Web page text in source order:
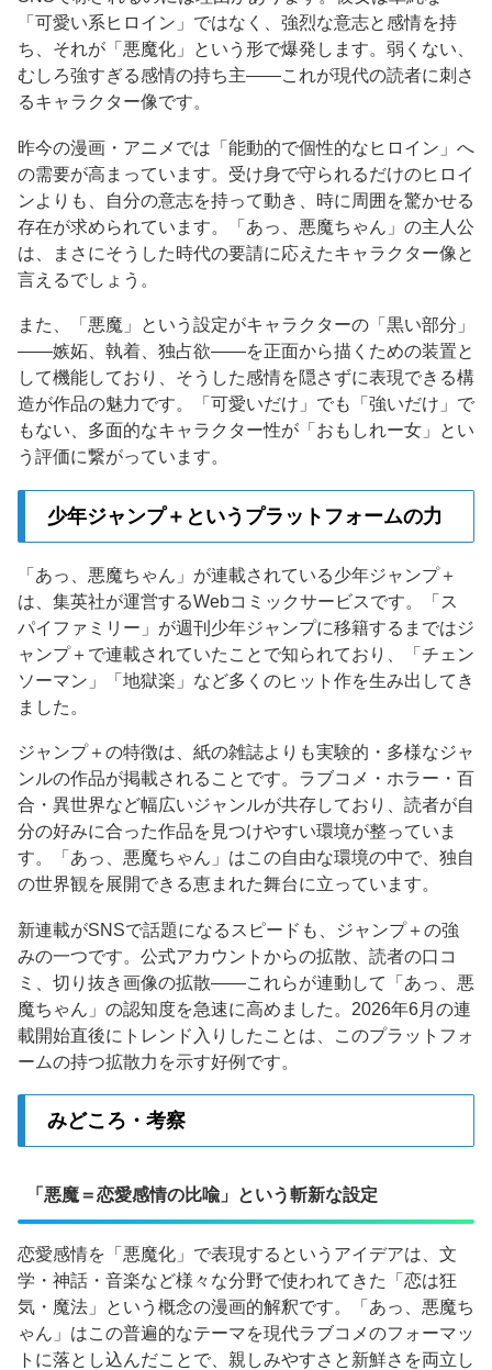
「可愛い系ヒロイン」ではなく、強烈な意志と感情を持
ち、それが「悪魔化」という形で爆発します。弱くない、
むしろ強すぎる感情の持ち主——これが現代の読者に刺さ
るキャラクター像です。
昨今の漫画・アニメでは「能動的で個性的なヒロイン」へ
の需要が高まっています。受け身で守られるだけのヒロイ
ンよりも、自分の意志を持って動き、時に周囲を驚かせる
存在が求められています。「あっ、悪魔ちゃん」の主人公
は、まさにそうした時代の要請に応えたキャラクター像と
言えるでしょう。
また、「悪魔」という設定がキャラクターの「黒い部分」
——嫉妬、執着、独占欲——を正面から描くための装置と
して機能しており、そうした感情を隠さずに表現できる構
造が作品の魅力です。「可愛いだけ」でも「強いだけ」で
もない、多面的なキャラクター性が「おもしれー女」とい
う評価に繋がっています。
少年ジャンプ＋というプラットフォームの力
「あっ、悪魔ちゃん」が連載されている少年ジャンプ＋
は、集英社が運営するWebコミックサービスです。「ス
パイファミリー」が週刊少年ジャンプに移籍するまではジ
ャンプ＋で連載されていたことで知られており、「チェン
ソーマン」「地獄楽」など多くのヒット作を生み出してき
ました。
ジャンプ＋の特徴は、紙の雑誌よりも実験的・多様なジャ
ンルの作品が掲載されることです。ラブコメ・ホラー・百
合・異世界など幅広いジャンルが共存しており、読者が自
分の好みに合った作品を見つけやすい環境が整っていま
す。「あっ、悪魔ちゃん」はこの自由な環境の中で、独自
の世界観を展開できる恵まれた舞台に立っています。
新連載がSNSで話題になるスピードも、ジャンプ＋の強
みの一つです。公式アカウントからの拡散、読者の口コ
ミ、切り抜き画像の拡散——これらが連動して「あっ、悪
魔ちゃん」の認知度を急速に高めました。2026年6月の連
載開始直後にトレンド入りしたことは、このプラットフォ
ームの持つ拡散力を示す好例です。
みどころ・考察
「悪魔＝恋愛感情の比喩」という斬新な設定
恋愛感情を「悪魔化」で表現するというアイデアは、文
学・神話・音楽など様々な分野で使われてきた「恋は狂
気・魔法」という概念の漫画的解釈です。「あっ、悪魔ち
ゃん」はこの普遍的なテーマを現代ラブコメのフォーマッ
トに落とし込んだことで、親しみやすさと新鮮さを両立し